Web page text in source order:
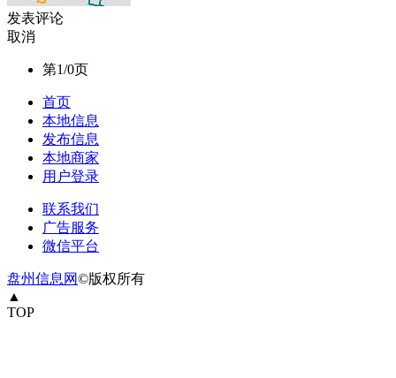
发表评论
取消
第1/0页
首页
本地信息
发布信息
本地商家
用户登录
联系我们
广告服务
微信平台
盘州信息网©版权所有
▲
TOP